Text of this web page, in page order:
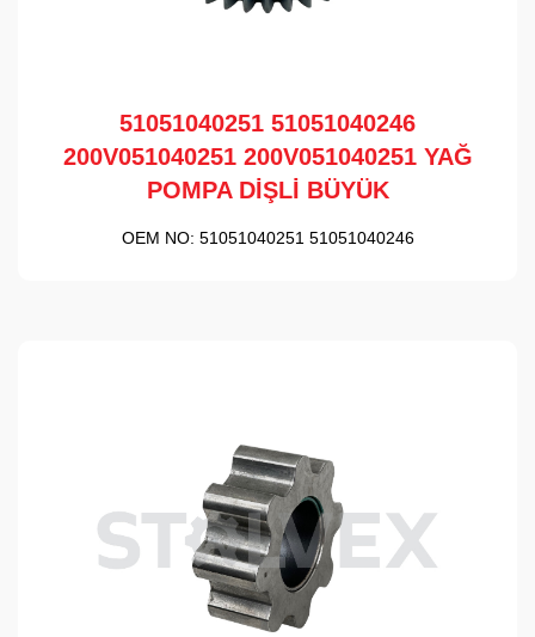
51051040251 51051040246
200V051040251 200V051040251 YAĞ
POMPA DİŞLİ BÜYÜK
OEM NO: 51051040251 51051040246